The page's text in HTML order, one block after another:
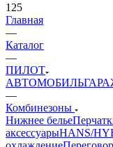
125
Главная
—
Каталог
—
ПИЛОТ
АВТОМОБИЛЬ
—
Комбинезоны
Нижнее белье
аксессуарыHANS/